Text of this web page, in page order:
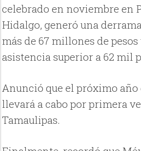
celebrado en noviembre en
Hidalgo, generó una
más de 67 millones de
asistencia superior a 62 mil
Anunció que el próximo año
llevará a cabo por primera
Tamaulipas.